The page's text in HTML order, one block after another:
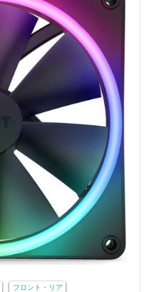
フロント・リア